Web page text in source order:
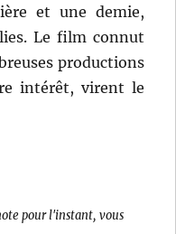
et une demie,
Le film connut
productions
intérêt, virent le
pour l'instant, vous